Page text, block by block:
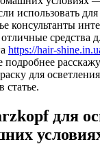
использовать
консультанты
средства
https://hair-
подробнее
для
статье.
для